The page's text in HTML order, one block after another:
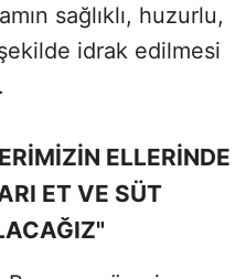
sağlıklı, huzurlu,
idrak edilmesi
ELLERİNDE
ET VE SÜT